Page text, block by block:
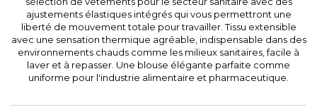
ajustements élastiques intégrés qui vous permettront une
liberté de mouvement totale pour travailler. Tissu extensible
avec une sensation thermique agréable, indispensable dans des
environnements chauds comme les milieux sanitaires, facile à
laver et à repasser. Une blouse élégante parfaite comme
uniforme pour l'industrie alimentaire et pharmaceutique.